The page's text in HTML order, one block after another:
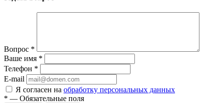
Вопрос *
Ваше имя *
Телефон *
E-mail
Я согласен на обработку персональных данных
* — Обязательные поля